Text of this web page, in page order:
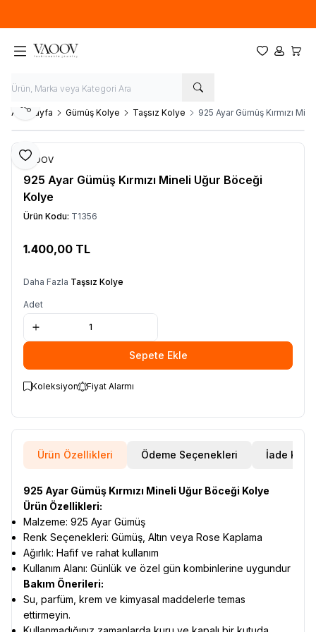
Favorilerim
Hesabım
Ana Sayfa Gümüş Kolye Taşsız Kolye 925 Ayar Gümüş Kırmızı
Favoriye Ekle
Paylaş
VAOOV
925 Ayar Gümüş Kırmızı Mineli Uğur Böceği
Kolye
Ürün Kodu: T1356
1.400,00 TL
Daha Fazla Taşsız Kolye
Adet
Sepete Ekle
Koleksiyon Fiyat Alarmı
Ürün Özellikleri Ödeme Seçenekleri İade
925 Ayar Gümüş Kırmızı Mineli Uğur Böceği Kolye
Ürün Özellikleri:
Malzeme: 925 Ayar Gümüş
Renk Seçenekleri: Gümüş, Altın veya Rose Kaplama
Ağırlık: Hafif ve rahat kullanım
Kullanım Alanı: Günlük ve özel gün kombinlerine uygundur
Bakım Önerileri:
Su, parfüm, krem ve kimyasal maddelerle temas
ettirmeyin.